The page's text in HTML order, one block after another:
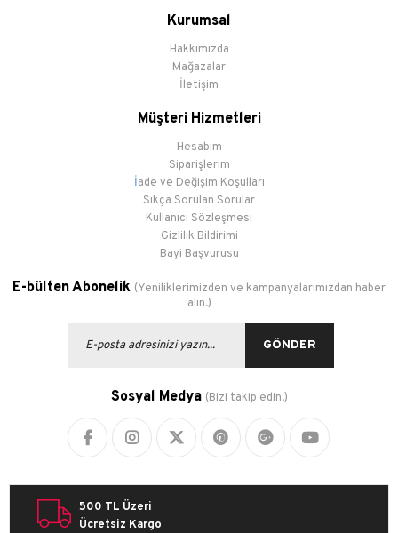
Kurumsal
Hakkımızda
Mağazalar
İletişim
Müşteri Hizmetleri
Hesabım
Siparişlerim
İade ve Değişim Koşulları
Sıkça Sorulan Sorular
Kullanıcı Sözleşmesi
Gizlilik Bildirimi
Bayi Başvurusu
E-bülten Abonelik (Yeniliklerimizden ve kampanyalarımızdan haber
alın.)
GÖNDER
Sosyal Medya (Bizi takip edin.)
500 TL Üzeri
Ücretsiz Kargo